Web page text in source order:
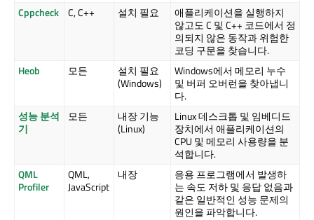
Cppcheck
C, C++ 설치 필요
애플리케이션을 실행하지
않고도 C 및 C++ 코드에서 정
의되지 않은 동작과 위험한
코딩 구문을 찾습니다.
Heob
모든
설치 필요
(Windows)
Windows에서 메모리 누수
및 버퍼 오버런을 찾아냅니
다.
성능 분석
기
모든
내장 기능
(Linux)
Linux 데스크톱 및 임베디드
장치에서 애플리케이션의
CPU 및 메모리 사용량을 분
석합니다.
QML
Profiler
QML,
JavaScript
내장
응용 프로그램에서 발생하
는 속도 저하 및 응답 없음과
같은 일반적인 성능 문제의
원인을 파악합니다.